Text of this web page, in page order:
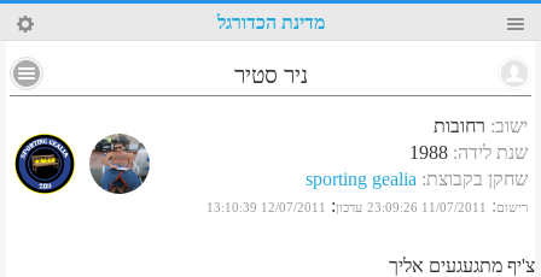
80 מדינת הכדורגל
ניר סטיר
ישוב: רחובות
שנת לידה:
1988
שחקן בקבוצת:
sporting gealia
רישום:
11/07/2011 23:09:26 עדכון:
12/07/2011 13:10:39
צ'יף מתגעגעים אליך